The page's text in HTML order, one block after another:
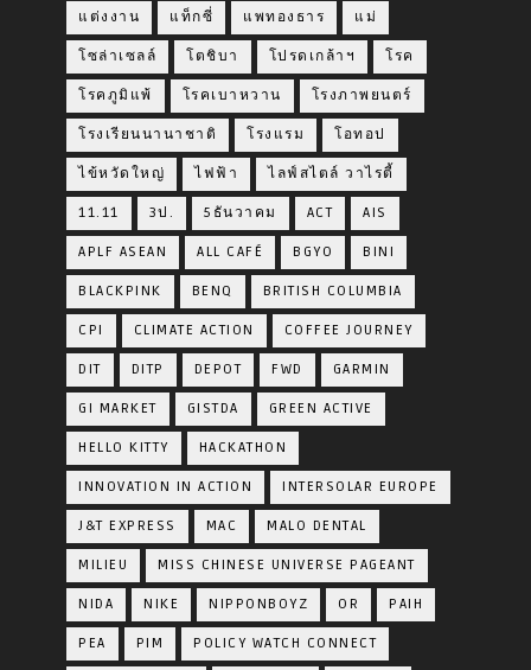
แต่งงาน แท็กซี่ แพทองธาร แม่
โซล่าเซลล์ โตชิบา โปรดเกล้าฯ โรค
โรคภูมิแพ้ โรคเบาหวาน โรงภาพยนตร์
โรงเรียนนานาชาติ โรงแรม โอทอป
ไข้หวัดใหญ่ ไฟฟ้า ไลฟ์สไตล์ วาไรตี้
11.11 3ป. 5ธันวาคม ACT AIS
APLF ASEAN ALL CAFÉ BGYO BINI
BLACKPINK BENQ BRITISH COLUMBIA
CPI CLIMATE ACTION COFFEE JOURNEY
DIT DITP DEPOT FWD GARMIN
GI MARKET GISTDA GREEN ACTIVE
HELLO KITTY HACKATHON
INNOVATION IN ACTION INTERSOLAR EUROPE
J&T EXPRESS MAC MALO DENTAL
MILIEU MISS CHINESE UNIVERSE PAGEANT
NIDA NIKE NIPPONBOYZ OR PAIH
PEA PIM POLICY WATCH CONNECT